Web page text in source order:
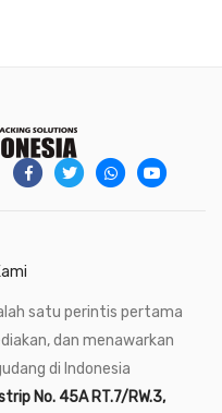
satu perintis pertama
dan menawarkan
di Indonesia
No. 45A RT.7/RW.3,